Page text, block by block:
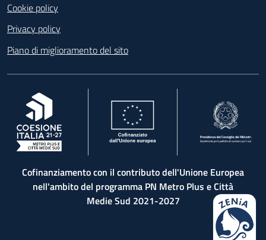
Cookie policy
Privacy policy
Piano di miglioramento del sito
, apre in una nuova scheda
Cofinanziamento con il contributo dell'Unione Europea
nell'ambito del programma PN Metro Plus e Città
Medie Sud 2021-2027